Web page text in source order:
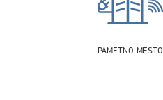
PAMETNO MESTO